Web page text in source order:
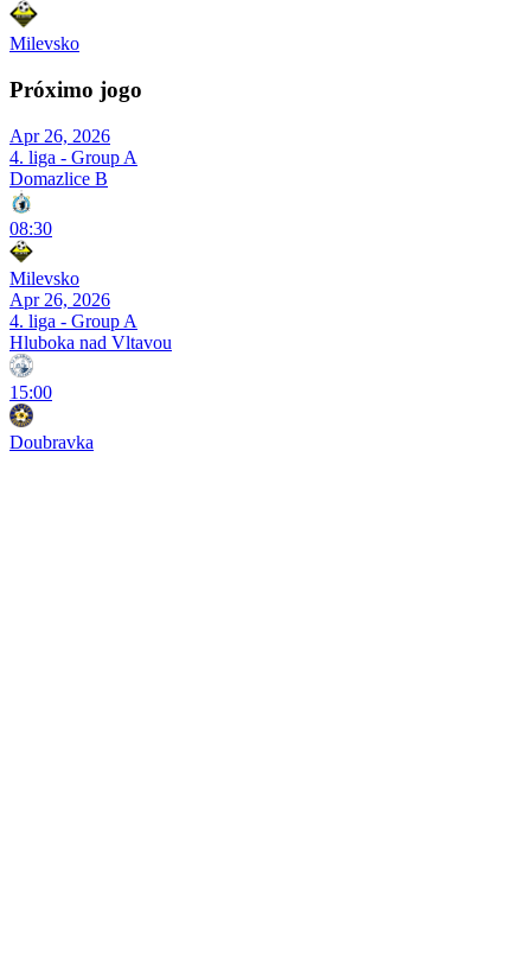
Milevsko
Próximo jogo
Apr 26, 2026
4. liga - Group A
Domazlice B
08:30
Milevsko
Apr 26, 2026
4. liga - Group A
Hluboka nad Vltavou
15:00
Doubravka